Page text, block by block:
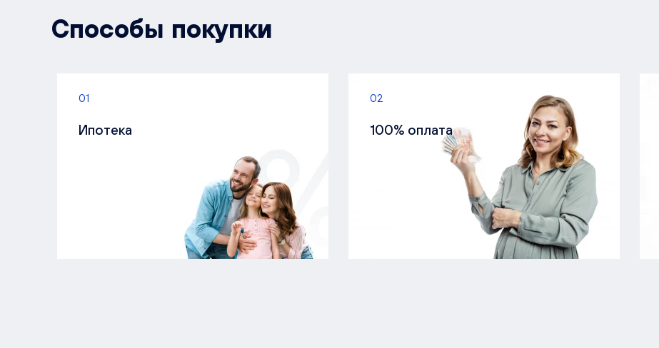
Способы покупки
01
Ипотека
02
100% оплата